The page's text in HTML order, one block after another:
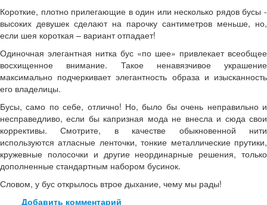
Короткие, плотно прилегающие в один или несколько рядов бусы -
высоких девушек сделают на парочку сантиметров меньше, но,
если шея короткая – вариант отпадает!
Одиночная элегантная нитка бус «по шее» привлекает всеобщее
восхищенное внимание. Такое ненавязчивое украшение
максимально подчеркивает элегантность образа и изысканность
его владелицы.
Бусы, само по себе, отлично! Но, было бы очень неправильно и
несправедливо, если бы капризная мода не внесла и сюда свои
коррективы. Смотрите, в качестве обыкновенной нити
используются атласные ленточки, тонкие металлические прутики,
кружевные полосочки и другие неординарные решения, только
дополненные стандартным набором бусинок.
Словом, у бус открылось втрое дыхание, чему мы рады!
Добавить комментарий